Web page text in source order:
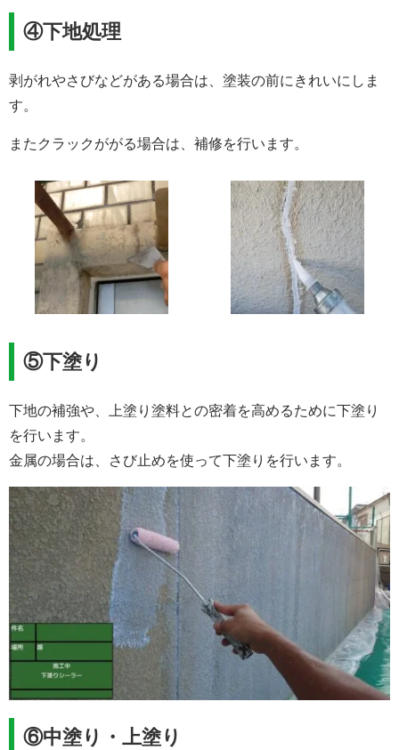
④下地処理
剥がれやさびなどがある場合は、塗装の前にきれいにしま
す。
またクラックががる場合は、補修を行います。
⑤下塗り
下地の補強や、上塗り塗料との密着を高めるために下塗り
を行います。
金属の場合は、さび止めを使って下塗りを行います。
⑥中塗り・上塗り